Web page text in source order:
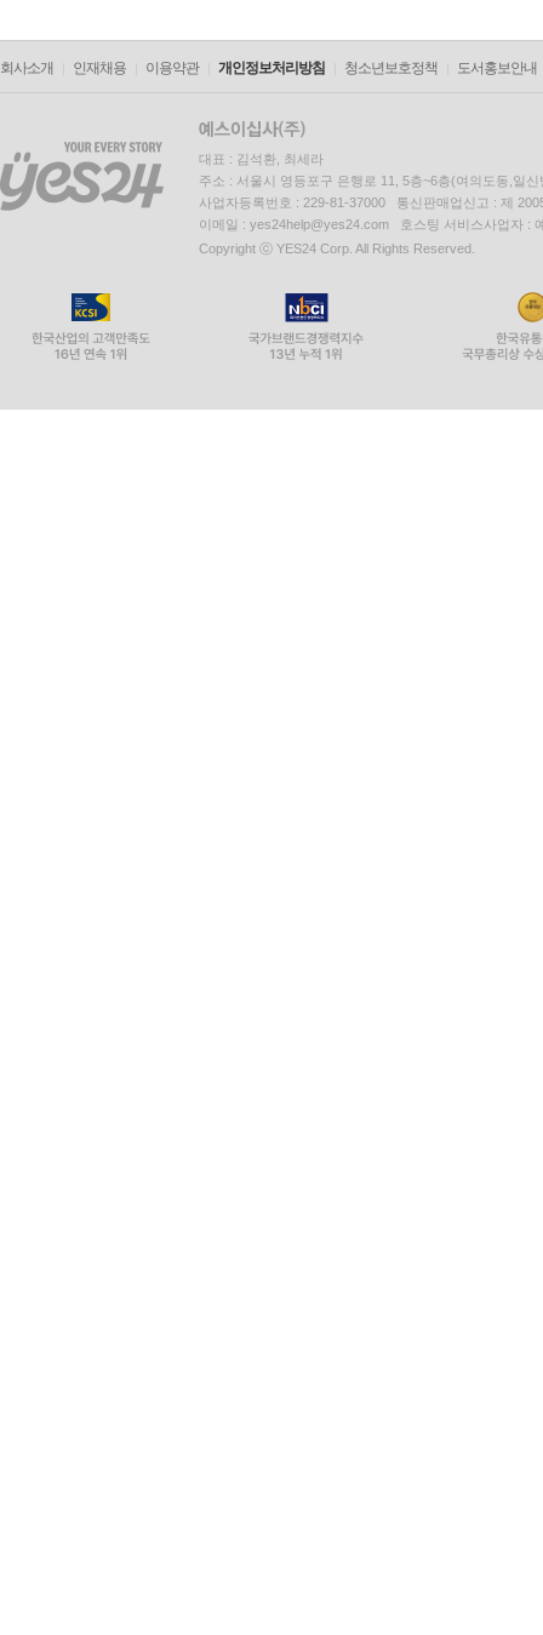
회사소개 인재채용 이용약관 개인정보처리방침 청소년보호정책 도서홍보안내
대표 : 김석환, 최세라
주소 : 서울시 영등포구 은행로 11, 5층~6층(여의도동,일신
사업자등록번호 : 229-81-37000 통신판매업신고 : 제
이메일 : yes24help@yes24.com 호스팅 서비스사업자 :
Copyright ⓒ YES24 Corp. All Rights Reserved.